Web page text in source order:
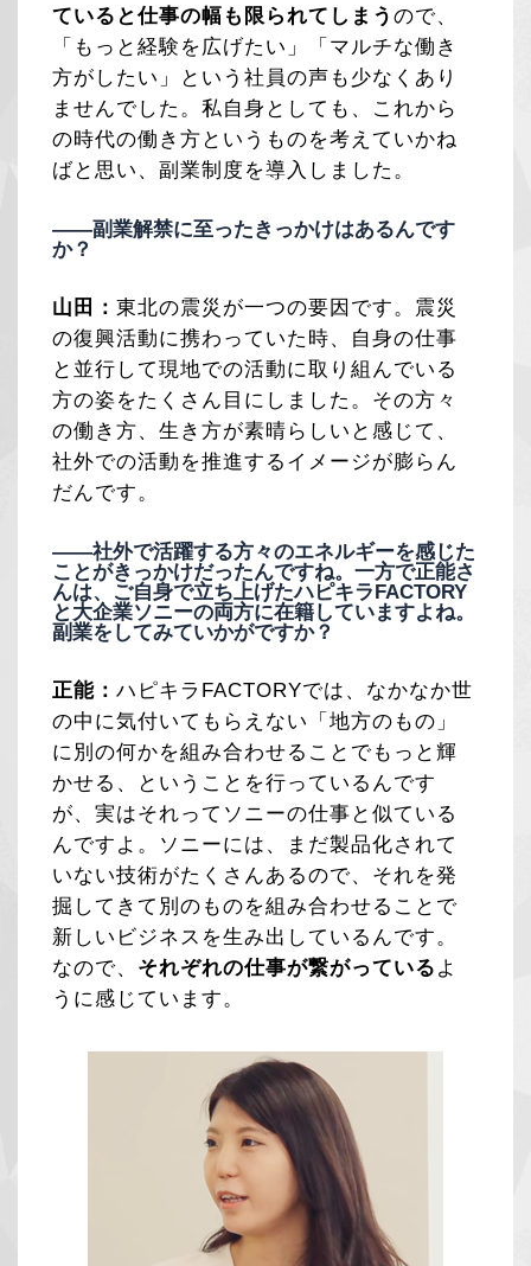
ていると仕事の幅も限られてしまうので、
「もっと経験を広げたい」「マルチな働き
方がしたい」という社員の声も少なくあり
ませんでした。私自身としても、これから
の時代の働き方というものを考えていかね
ばと思い、副業制度を導入しました。
——副業解禁に至ったきっかけはあるんです
か？
山田：東北の震災が一つの要因です。震災
の復興活動に携わっていた時、自身の仕事
と並行して現地での活動に取り組んでいる
方の姿をたくさん目にしました。その方々
の働き方、生き方が素晴らしいと感じて、
社外での活動を推進するイメージが膨らん
だんです。
——社外で活躍する方々のエネルギーを感じた
ことがきっかけだったんですね。一方で正能さ
んは、ご自身で立ち上げたハピキラFACTORY
と大企業ソニーの両方に在籍していますよね。
副業をしてみていかがですか？
正能：ハピキラFACTORYでは、なかなか世
の中に気付いてもらえない「地方のもの」
に別の何かを組み合わせることでもっと輝
かせる、ということを行っているんです
が、実はそれってソニーの仕事と似ている
んですよ。ソニーには、まだ製品化されて
いない技術がたくさんあるので、それを発
掘してきて別のものを組み合わせることで
新しいビジネスを生み出しているんです。
なので、 それぞれの仕事が繋がっている よ
うに感じています。